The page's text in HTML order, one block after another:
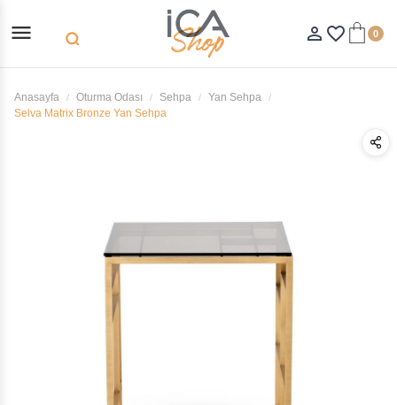
menu search person_outline favorite_border 0
Anasayfa Oturma Odası Sehpa
Yan Sehpa
Selva Matrix Bronze Yan Sehpa